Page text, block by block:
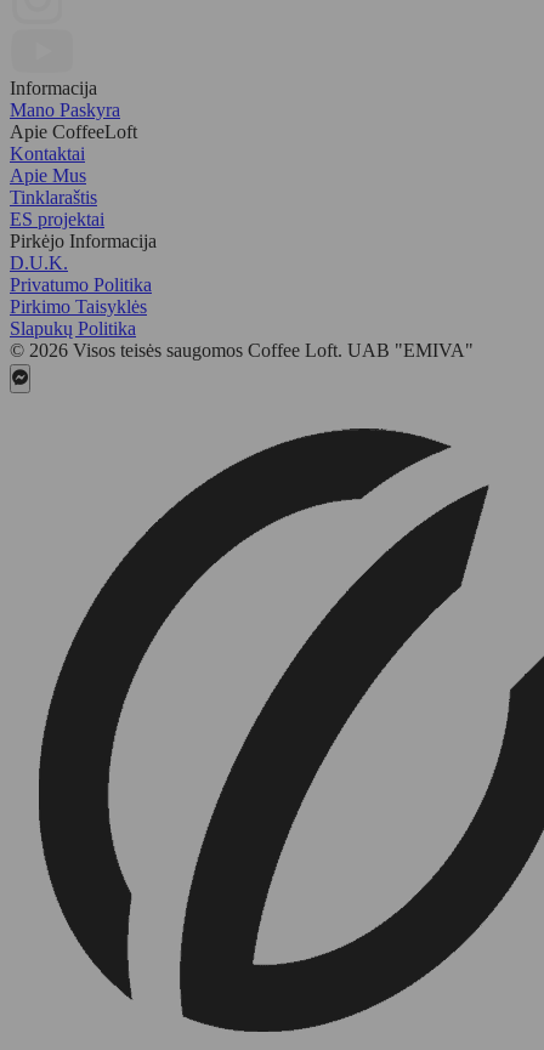
Informacija
Mano Paskyra
Apie CoffeeLoft
Kontaktai
Apie Mus
Tinklaraštis
ES projektai
Pirkėjo Informacija
D.U.K.
Privatumo Politika
Pirkimo Taisyklės
Slapukų Politika
© 2026 Visos teisės saugomos Coffee Loft. UAB "EMIVA"